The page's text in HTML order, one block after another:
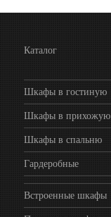
Каталог
Шкафы в гостиную
Шкафы в прихожую
Шкафы в спальню
Гардеробные
Встроенные шкафы